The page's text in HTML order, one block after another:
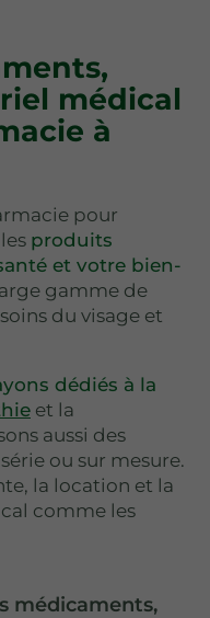
médical
à
pour
produits
et votre bien-
gamme de
du visage et
dédiés à la
et la
aussi des
ou sur mesure.
la location et la
comme les
médicaments,